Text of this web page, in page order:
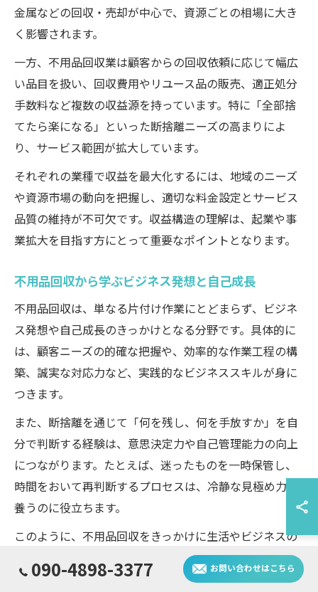
金属などの回収・売却が中心で、資源ごとの相場に大き
く影響されます。
一方、不用品回収業は顧客からの回収依頼に応じて幅広
い品目を扱い、回収費用やリユース品の販売、適正処分
手数料など複数の収益源を持っています。特に「全部捨
てたら楽になる」といった断捨離ニーズの高まりによ
り、サービス範囲が拡大しています。
それぞれの業種で収益を最大化するには、地域のニーズ
や資源市場の動向を把握し、適切な料金設定とサービス
品質の維持が不可欠です。収益構造の理解は、起業や事
業拡大を目指す方にとって重要なポイントとなります。
不用品回収から学ぶビジネス発想と自己成長
不用品回収は、単なる片付け作業にとどまらず、ビジネ
ス発想や自己成長のきっかけとなる分野です。具体的に
は、顧客ニーズの的確な把握や、効率的な作業工程の構
築、誠実な対応力など、実践的なビジネススキルが身に
つきます。
また、断捨離を通じて「何を残し、何を手放すか」を自
分で判断する経験は、意思決定力や自己管理能力の向上
につながります。たとえば、迷ったものを一時保管し、
時間をおいて再判断するプロセスは、冷静な見極め力を
養うのに役立ちます。
このように、不用品回収をきっかけに生活やビジネスの
新たな視点を得ることができるため、自己成長やキャリ
アアップを目指す方にもおすすめです。実際の現場で
090-4898-3377 お問い合わせはこちら